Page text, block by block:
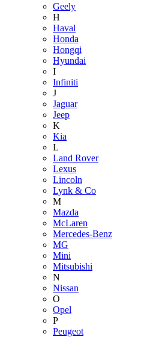
Geely
H
Haval
Honda
Hongqi
Hyundai
I
Infiniti
J
Jaguar
Jeep
K
Kia
L
Land Rover
Lexus
Lincoln
Lynk & Co
M
Mazda
McLaren
Mercedes-Benz
MG
Mini
Mitsubishi
N
Nissan
O
Opel
P
Peugeot